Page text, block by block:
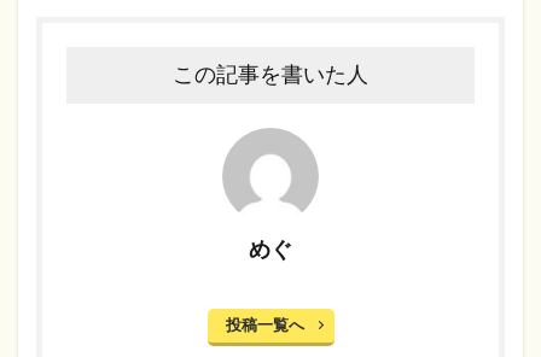
この記事を書いた人
めぐ
投稿一覧へ